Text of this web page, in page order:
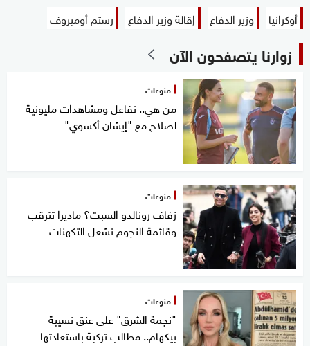
أوكرانيا وزير الدفاع إقالة وزير الدفاع رستم أوميروف
زوارنا يتصفحون الآن
منوعات
من هي.. تفاعل ومشاهدات مليونية
لصلاح مع "إيشان أكسوي"
منوعات
زفاف رونالدو السبت؟ ماديرا تترقب
وقائمة النجوم تشعل التكهنات
منوعات
"نجمة الشرق" على عنق نسيبة
بيكهام.. مطالب تركية باستعادتها